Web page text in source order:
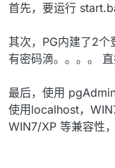
首先，要运行
其次，PG内建了2
有密码滴。。。。
最后，使用
使用localhost，
WIN7/XP 等兼容性